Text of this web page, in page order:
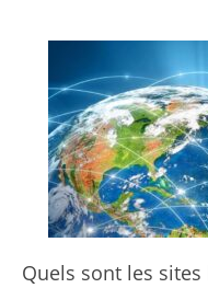
Quels sont les